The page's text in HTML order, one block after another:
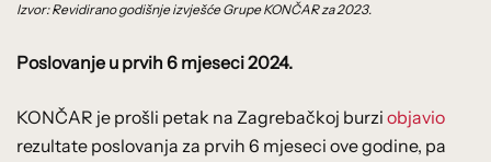
Izvor: Revidirano godišnje izvješće Grupe KONČAR za 2023.
Poslovanje u prvih 6 mjeseci 2024.
KONČAR je prošli petak na Zagrebačkoj burzi objavio
rezultate poslovanja za prvih 6 mjeseci ove godine, pa